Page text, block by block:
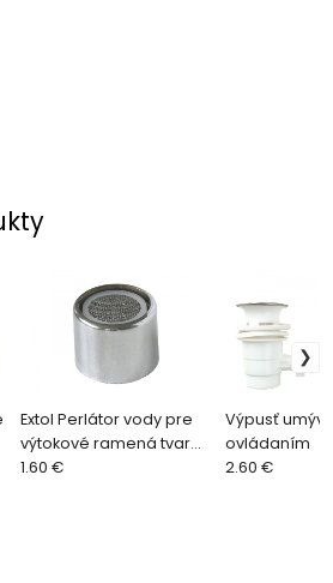
Extol Perlátor vody pre
výtokové ramená tvaru
''S'', pre 81068
1.60 €
Výpusť
ovládaním
2.60 €